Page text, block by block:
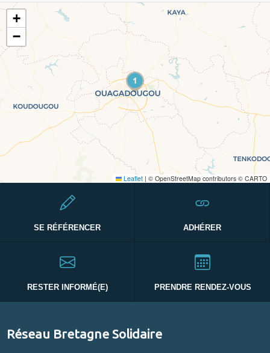
+
−
Leaflet | © OpenStreetMap contributors © CARTO
SE RÉFÉRENCER ADHÉRER
RESTER INFORMÉ(E) PRENDRE RENDEZ-VOUS
Réseau Bretagne Solidaire